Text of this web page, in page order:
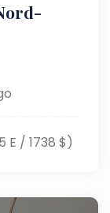
E / 1738 $)